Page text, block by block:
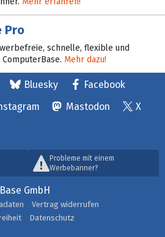
Pro
schnelle, flexible und
Mehr dazu!
Bluesky
Facebook
Mastodon
X
Probleme mit einem
Werbebanner?
GmbH
Vertrag widerrufen
Datenschutz